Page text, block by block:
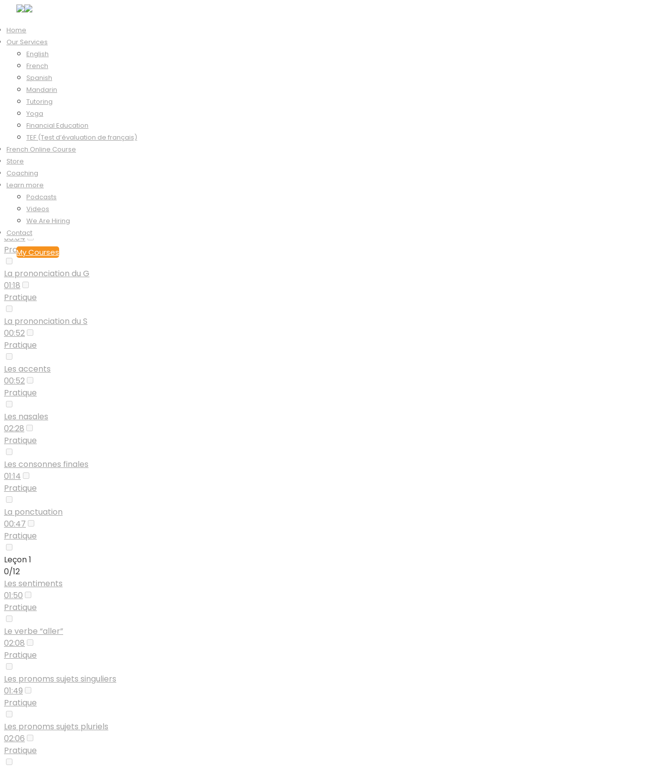
Home
Our Services
English
French
Spanish
Mandarin
Tutoring
Yoga
Financial Education
TEF (Test d’évaluation de français)
French Online Course
Store
Coaching
Learn more
Podcasts
Videos
We Are Hiring
Contact
My Courses
Course Content
Introduction
0/20
Bienvenue
00:47
Pratique
Conseils
01:27
Pratique
L’alphabet
02:42
Pratique
La prononciation du C
03:04
Pratique
La prononciation du G
01:18
Pratique
La prononciation du S
00:52
Pratique
Les accents
00:52
Pratique
Les nasales
02:28
Pratique
Les consonnes finales
01:14
Pratique
La ponctuation
00:47
Pratique
Leçon 1
0/12
Les sentiments
01:50
Pratique
Le verbe “aller”
02:08
Pratique
Les pronoms sujets singuliers
01:49
Pratique
Les pronoms sujets pluriels
02:06
Pratique